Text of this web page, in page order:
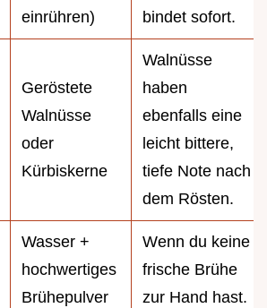
einrühren)
bindet sofort.
Geröstete
Walnüsse
oder
Kürbiskerne
Walnüsse
haben
ebenfalls eine
leicht bittere,
tiefe Note nach
dem Rösten.
Wasser +
hochwertiges
Brühepulver
Wenn du keine
frische Brühe
zur Hand hast.